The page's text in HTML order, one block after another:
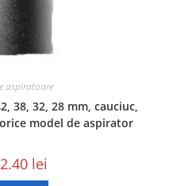
aspiratoare
38, 32, 28 mm, cauciuc,
model de aspirator
lei